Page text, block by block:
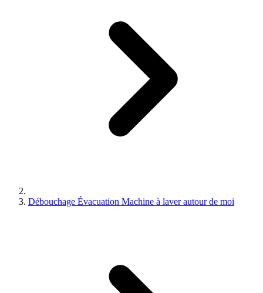
Débouchage Évacuation Machine à laver autour de moi